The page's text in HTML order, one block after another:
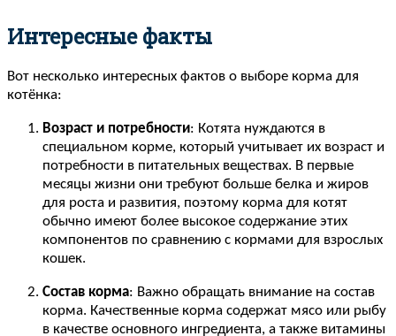
Интересные факты
Вот несколько интересных фактов о выборе корма для
котёнка:
Возраст и потребности: Котята нуждаются в
специальном корме, который учитывает их возраст и
потребности в питательных веществах. В первые
месяцы жизни они требуют больше белка и жиров
для роста и развития, поэтому корма для котят
обычно имеют более высокое содержание этих
компонентов по сравнению с кормами для взрослых
кошек.
Состав корма: Важно обращать внимание на состав
корма. Качественные корма содержат мясо или рыбу
в качестве основного ингредиента, а также витамины